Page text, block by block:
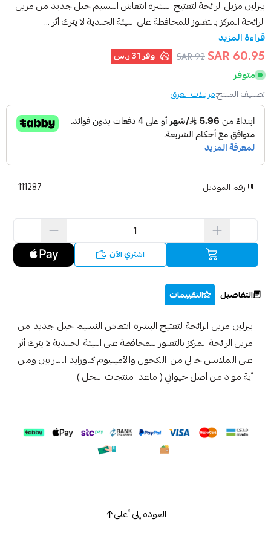
بيزلين مزيل الرائحة لتفتيح البشرة انتعاش النسيم جيل جديد من مزيل
الرائحة المركز بالتفلوز للمحافظة على البيئة الجلدية لا يترك أثر ...
قراءة المزيد
60.95 SAR
92 SAR وفر31 ر.س
متوفر
تصنيف المنتج:مزيلات العرق
رقم الموديل 111287
اشتري الآن
التفاصيل التقييمات
بيزلين مزيل الرائحة لتفتيح البشرة انتعاش النسيم جيل جديد من
مزيل الرائحة المركز بالتفلوز للمحافظة على البيئة الجلدية لا يترك أثر
على الملابس خالي من الكحول والأمينيوم كلورايد البارابين ومن
أية مواد من أصل حيواني ( ماعدا منتجات النحل )
العودة إلى أعلى